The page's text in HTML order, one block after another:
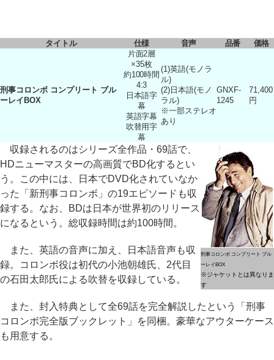
タイトル 仕様 音声 品番 価格
刑事コロンボ コンプリート ブル
ーレイBOX
片面2層
×35枚
約100時間
4:3
日本語字
幕
英語字幕
吹替用字
幕
(1)英語(モノラ
ル)
(2)日本語(モノ
ラル)
※一部ステレオ
あり
GNXF-
1245
71,400
円
刑事コロンボ コンプリート ブル
ーレイBOX
※ジャケットとは異なりま
す
収録されるのはシリーズ全作品・69話で、
HDニューマスターの高画質でBD化するとい
う。この中には、日本でDVD化されていなか
った「新刑事コロンボ」の19エピソードも収
録する。なお、BDは日本が世界初のリリース
になるという。総収録時間は約100時間。
また、英語の音声に加え、日本語音声も収
録。コロンボ役は初代の小池朝雄氏、2代目
の石田太郎氏による吹替を収録している。
また、封入特典として全69話を完全解説したという「刑事
コロンボ完全版ブックレット」を同梱。豪華なアウターケース
も用意する。